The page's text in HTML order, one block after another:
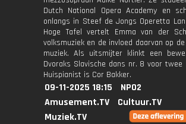
Dutch National Opera Academy en
onlangs in Steef de Jongs Operetta
Hoge Tafel vertelt Emma van der
volksmuziek en de invloed daarvan op
muziek. Als uitsmijter klinkt een
Dvoraks Slavische dans nr. 8 voor twee
Huispianist is Cor Bakker.
09-11-2025 18:15
NPO2
Amusement.TV
Cultuur.TV
Muziek.TV